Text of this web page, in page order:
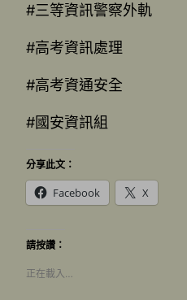
#三等資訊警察外軌
#高考資訊處理
#高考資通安全
#國安資訊組
分享此文：
Facebook X
請按讚：
正在載入…